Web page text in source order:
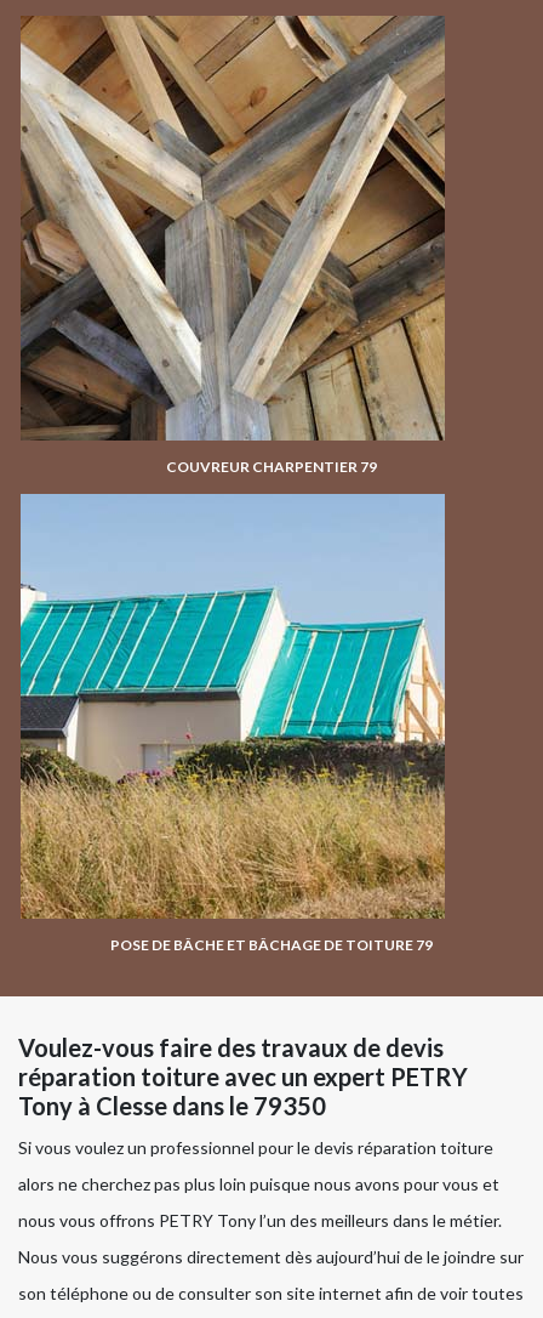
COUVREUR CHARPENTIER 79
POSE DE BÂCHE ET BÂCHAGE DE TOITURE 79
Voulez-vous faire des travaux de devis
réparation toiture avec un expert PETRY
Tony à Clesse dans le 79350
Si vous voulez un professionnel pour le devis réparation toiture
alors ne cherchez pas plus loin puisque nous avons pour vous et
nous vous offrons PETRY Tony l’un des meilleurs dans le métier.
Nous vous suggérons directement dès aujourd’hui de le joindre sur
son téléphone ou de consulter son site internet afin de voir toutes